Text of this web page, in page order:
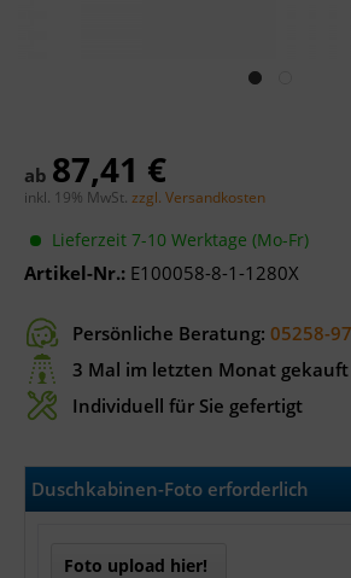
ab 87,41 €
inkl. 19% MwSt. zzgl. Versandkosten
Lieferzeit 7-10 Werktage (Mo-Fr)
Artikel-Nr.: E100058-8-1-1280X
Persönliche Beratung: 05258-
3 Mal im letzten Monat gekauft
Individuell für Sie gefertigt
Duschkabinen-Foto erforderlich
Foto upload hier!